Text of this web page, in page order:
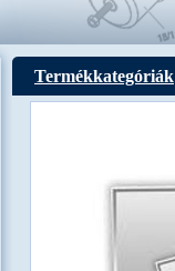
Termékkategóriák